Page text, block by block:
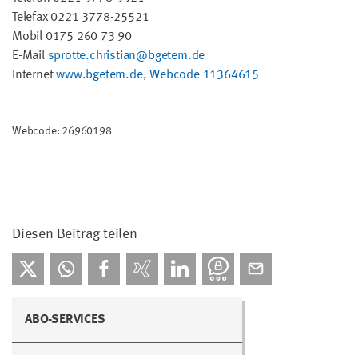
Telefax 0221 3778-25521
Mobil 0175 260 73 90
E-Mail sprotte.christian@bgetem.de
Internetwww.bgetem.de, Webcode 11364615
Webcode: 26960198
Diesen Beitrag teilen
ABO-SERVICES